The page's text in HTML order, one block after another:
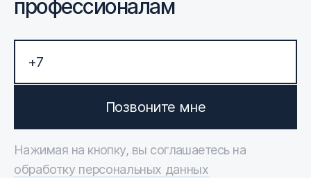
профессионалам
Позвоните мне
Нажимая на кнопку, вы соглашаетесь на
обработку персональных данных